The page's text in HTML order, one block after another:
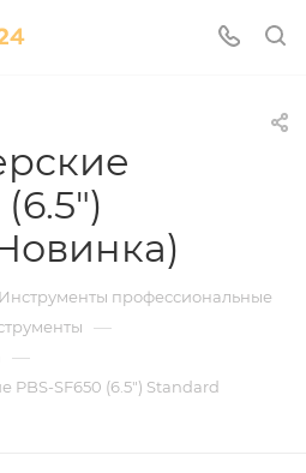
Инструменты профессиональные
—
—
SF650 (6.5") Standard